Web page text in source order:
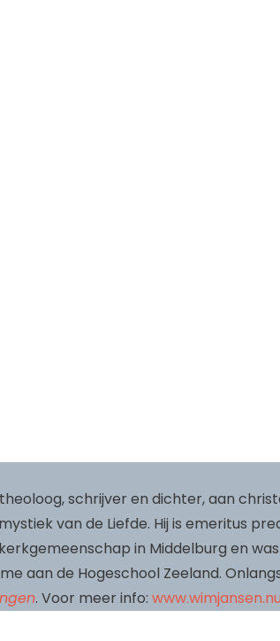
schrijver en dichter, aan
van de Liefde. Hij is emeritus
in Middelburg en
aan de Hogeschool Zeeland.
. Voor meer info: www.wimjansen.nu